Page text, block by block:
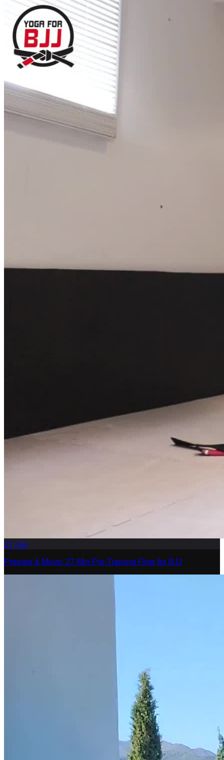
27 min
Prepare & Move: 27-Min Pre-Training Flow for BJJ